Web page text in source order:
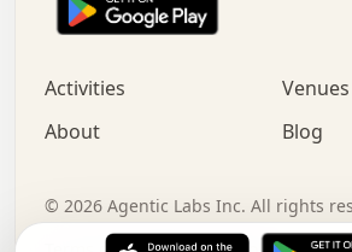
.   .   :   o   .   .   .   .
.   o   .   .   .   .   x   .
+   .   o   .   .   .   .   o
.   +   .   .   .   .   .   .
.   .   .   .   .   .   .   .   .
Activities
Venues
About
Blog
© 2026 Agentic Labs Inc. All rights